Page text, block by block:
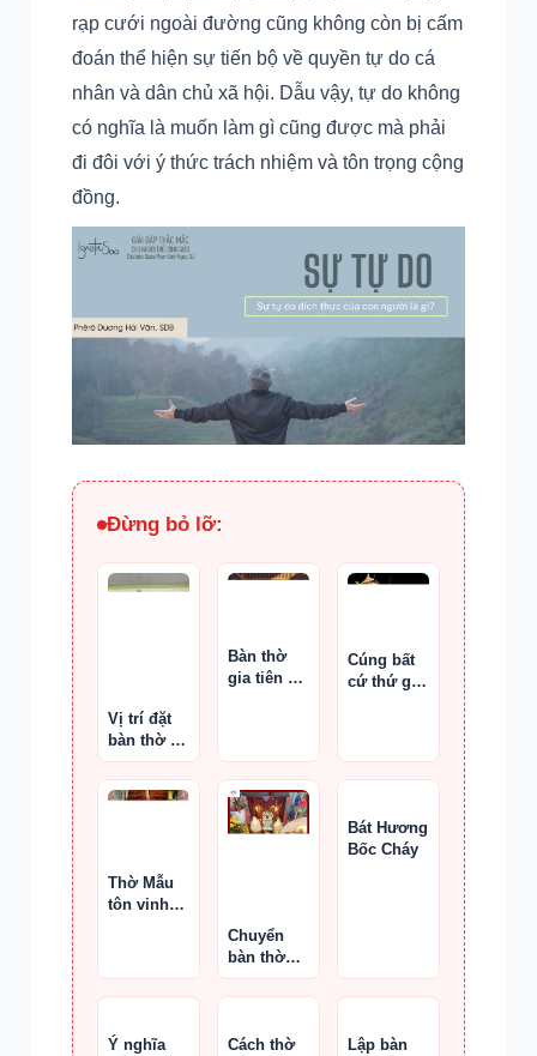
rạp cưới ngoài đường cũng không còn bị cấm
đoán thể hiện sự tiến bộ về quyền tự do cá
nhân và dân chủ xã hội. Dẫu vậy, tự do không
có nghĩa là muốn làm gì cũng được mà phải
đi đôi với ý thức trách nhiệm và tôn trọng cộng
đồng.
Đừng bỏ lỡ:
Vị trí đặt
bàn thờ và
cách chọn
nơi thờ
cúng hợp
Bàn thờ
gia tiên có
Cúng bất
cứ thứ gì
Thờ Mẫu
tôn vinh
Chuyển
bàn thờ
Thần Tài
sang quán
Bát Hương
Bốc Cháy
Ý nghĩa
Cách thờ
Lập bàn